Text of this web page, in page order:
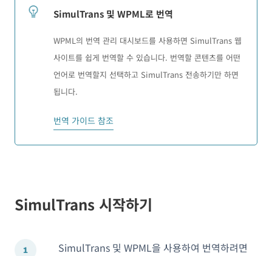
SimulTrans 및 WPML로 번역
WPML의 번역 관리 대시보드를 사용하면 SimulTrans 웹
사이트를 쉽게 번역할 수 있습니다. 번역할 콘텐츠를 어떤
언어로 번역할지 선택하고 SimulTrans 전송하기만 하면
됩니다.
번역 가이드 참조
SimulTrans 시작하기
SimulTrans 및 WPML을 사용하여 번역하려면